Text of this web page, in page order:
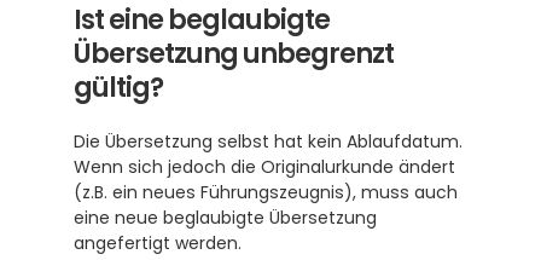
Ist eine beglaubigte
Übersetzung unbegrenzt
gültig?
Die Übersetzung selbst hat kein Ablaufdatum.
Wenn sich jedoch die Originalurkunde ändert
(z.B. ein neues Führungszeugnis), muss auch
eine neue beglaubigte Übersetzung
angefertigt werden.